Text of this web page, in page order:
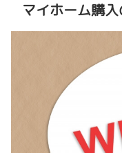
マイホーム購